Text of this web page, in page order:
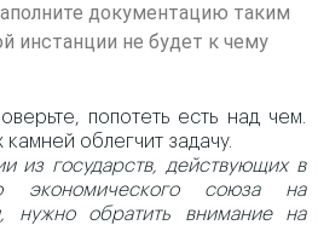
документацию таким
инстанции не будет к чему
попотеть есть над чем.
облегчит задачу.
из государств, действующих в
экономического союза на
нужно обратить внимание на